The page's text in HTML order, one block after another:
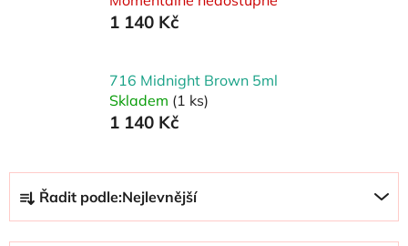
1 140 Kč
716 Midnight Brown 5ml
Skladem (1 ks)
1 140 Kč
a
z
Řadit podle:Nejlevnější